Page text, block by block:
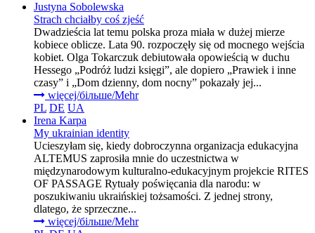
Justyna Sobolewska
Strach chciałby coś zjeść
Dwadzieścia lat temu polska proza miała w dużej mierze
kobiece oblicze. Lata 90. rozpoczęły się od mocnego wejścia
kobiet. Olga Tokarczuk debiutowała opowieścią w duchu
Hessego „Podróż ludzi księgi”, ale dopiero „Prawiek i inne
czasy” i „Dom dzienny, dom nocny” pokazały jej...
więcej/більше/Mehr
PL DE UA
Irena Karpa
My ukrainian identity
Ucieszyłam się, kiedy dobroczynna organizacja edukacyjna
ALTEMUS zaprosiła mnie do uczestnictwa w
międzynarodowym kulturalno-edukacyjnym projekcie RITES
OF PASSAGE Rytuały poświęcania dla narodu: w
poszukiwaniu ukraińskiej tożsamości. Z jednej strony,
dlatego, że sprzeczne...
więcej/більше/Mehr